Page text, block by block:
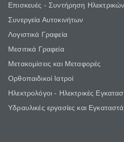
Επισκευές - Συντήρηση
Συνεργεία Αυτοκινήτων
Λογιστικά Γραφεία
Μεσιτικά Γραφεία
Μετακομίσεις και Μεταφορές
Ορθοπαιδικοί Ιατροί
Ηλεκτρολόγοι - Ηλεκτρικές
Υδραυλικές εργασίες και